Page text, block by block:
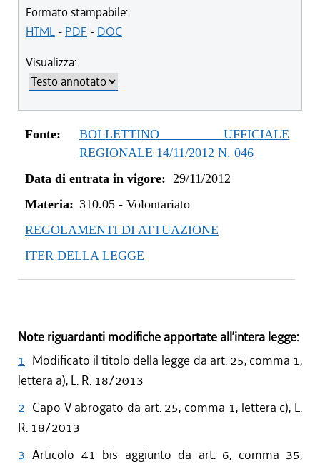
dal 13/08/2016 al 17/05/2017
dal 13/01/2016 al 12/08/2016
dal 07/01/2015 al 30/03/2015
dal 08/08/2014 al 06/01/2015
dal 16/11/2013 al 07/08/2014
dal 07/01/2013 al 15/11/2013
dal 29/11/2012 al 06/01/2013
Formato stampabile:
HTML- PDF - DOC
Visualizza:
Fonte:
BOLLETTINO UFFICIALE
REGIONALE 14/11/2012 N. 046
Data di entrata in vigore: 29/11/2012
Materia: 310.05- Volontariato
REGOLAMENTI DI ATTUAZIONE
ITER DELLA LEGGE
Note riguardanti modifiche apportate all’intera legge:
1 Modificato il titolo della legge da art. 25, comma 1,
lettera a), L. R. 18/2013
2 Capo V abrogato da art. 25, comma 1, lettera c), L.
R. 18/2013
3 Articolo 41 bis aggiunto da art. 6, comma 35,